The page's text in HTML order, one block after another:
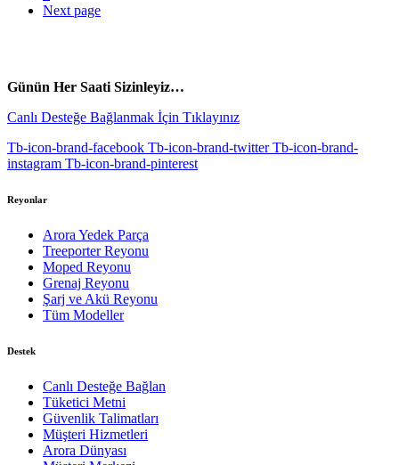
Next page
Günün Her Saati Sizinleyiz…
Canlı Desteğe Bağlanmak İçin Tıklayınız
Tb-icon-brand-facebook Tb-icon-brand-twitter Tb-icon-brand-
instagram Tb-icon-brand-pinterest
Reyonlar
Arora Yedek Parça
Treeporter Reyonu
Moped Reyonu
Grenaj Reyonu
Şarj ve Akü Reyonu
Tüm Modeller
Destek
Canlı Desteğe Bağlan
Tüketici Metni
Güvenlik Talimatları
Müşteri Hizmetleri
Arora Dünyası